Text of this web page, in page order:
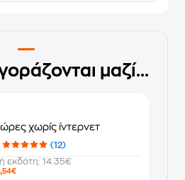
μαζί...
χωρίς ίντερνετ
(12)
εκδότη: 14.35€
,54€